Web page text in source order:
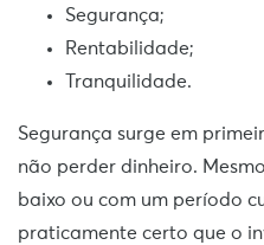
Segurança;
Rentabilidade;
Tranquilidade.
Segurança surge em
não perder dinheiro.
baixo ou com um período
praticamente certo que o